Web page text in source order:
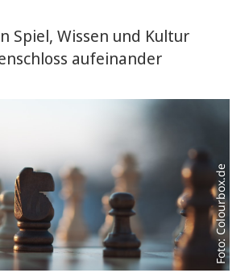
Spiel, Wissen und Kultur
aufeinander
Foto: Colourbox.de